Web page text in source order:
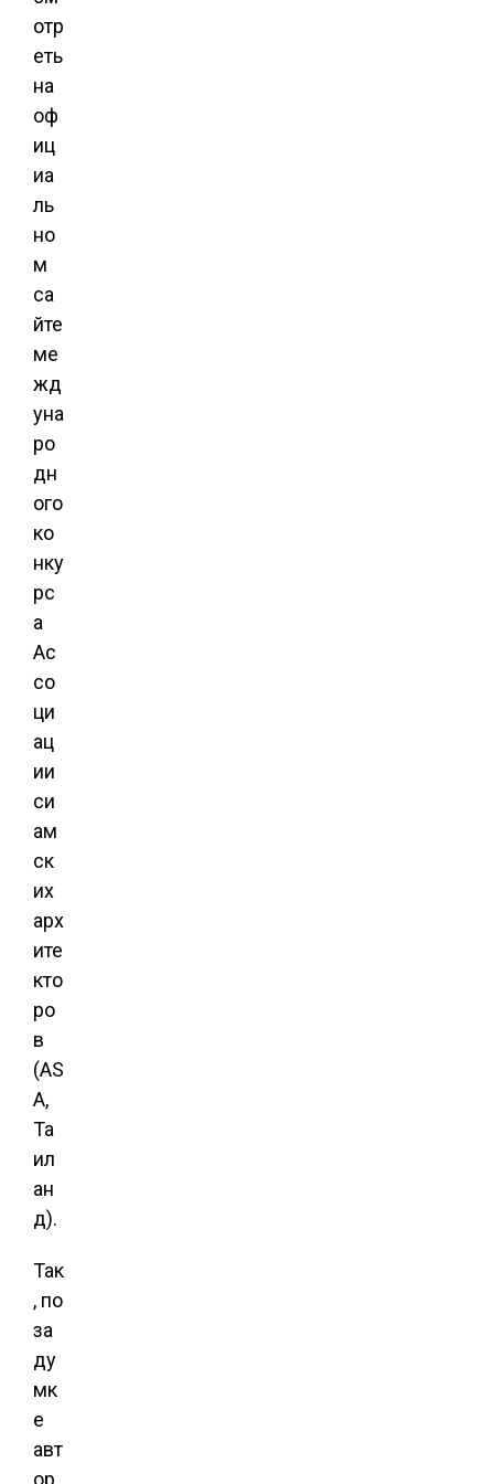
отр
еть
на
оф
иц
иа
ль
но
м
са
йте
ме
жд
уна
ро
дн
ого
ко
нку
рс
а
Ас
со
ци
ац
ии
си
ам
ск
их
арх
ите
кто
ро
в
(AS
A,
Та
ил
ан
д).
Так
, по
за
ду
мк
е
авт
ор